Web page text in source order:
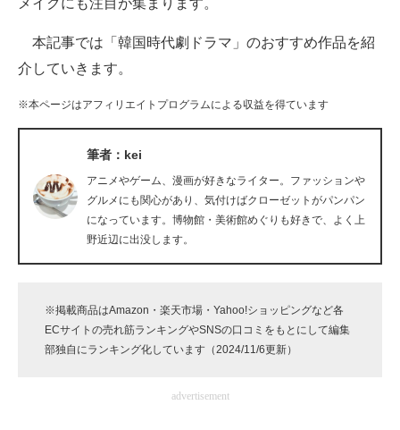
好きが集まる 比べて選べる
ビジネスと働き方のヒント
AI活用のいまが分かる
企業ITのトレンドを詳説
経営リーダーのコミュニティ
マーケ×ITの今がよく分かる
ITエンジニア向け専門サイト
メイクにも注目が集まります。
本記事では「韓国時代劇ドラマ」のおすすめ作品を紹
介していきます。
※本ページはアフィリエイトプログラムによる収益を得ています
筆者：kei
アニメやゲーム、漫画が好きなライター。ファッションや
グルメにも関心があり、気付けばクローゼットがパンパン
になっています。博物館・美術館めぐりも好きで、よく上
野近辺に出没します。
※掲載商品はAmazon・楽天市場・Yahoo!ショッピングなど各
ECサイトの売れ筋ランキングやSNSの口コミをもとにして編集
部独自にランキング化しています（2024/11/6更新）
advertisement